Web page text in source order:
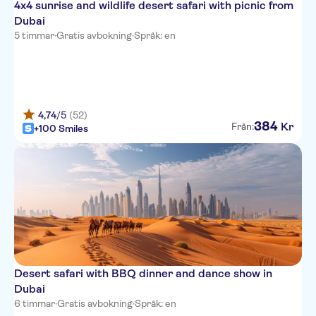
Bay
Wadi AL Safa
J5 Hotels Bur Dubai
Sofitel Dubai the Palm
Sea View Hotel Al Mina
Fairmont Dubai SZR
Sheraton Dubai Creek Hotel &
4x4 sunrise and wildlife desert safari with picnic from
Dubai
5 timmar·Gratis avbokning·Språk: en
4,74/5 (52)
+100 Smiles
Från:384 Kr
Desert safari with BBQ dinner and dance show in
Dubai
6 timmar·Gratis avbokning·Språk: en